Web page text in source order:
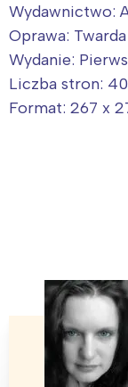
Wydawnictwo:
Oprawa: Twarda
Wydanie:
Liczba stron: 40
Format: 267 x